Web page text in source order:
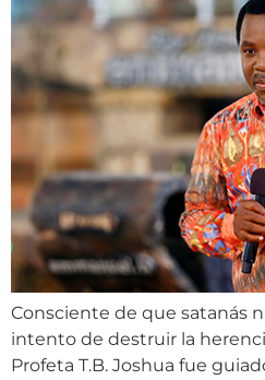
Consciente de que satanás
intento de destruir la
Profeta T.B. Joshua fue